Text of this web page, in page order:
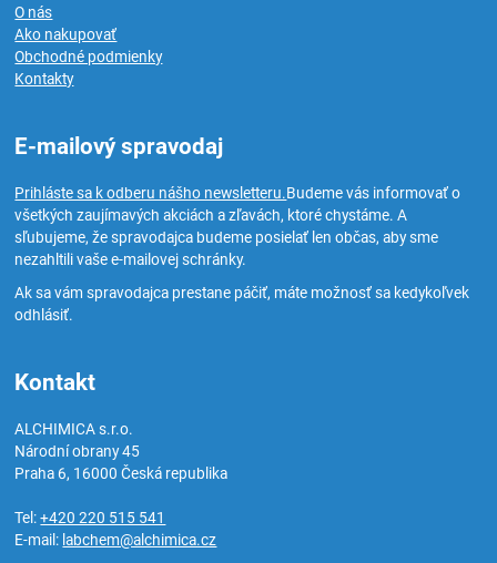
O nás
Ako nakupovať
Obchodné podmienky
Kontakty
E-mailový spravodaj
Prihláste sa k odberu nášho newsletteru.Budeme vás informovať o
všetkých zaujímavých akciách a zľavách, ktoré chystáme. A
sľubujeme, že spravodajca budeme posielať len občas, aby sme
nezahltili vaše e-mailovej schránky.
Ak sa vám spravodajca prestane páčiť, máte možnosť sa kedykoľvek
odhlásiť.
Kontakt
ALCHIMICA s.r.o.
Národní obrany 45
Praha 6, 16000Česká republika
Tel:+420 220 515 541
E-mail: labchem@alchimica.cz